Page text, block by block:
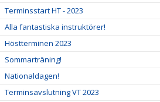
Terminsstart HT - 2023
Alla fantastiska instruktörer!
Höstterminen 2023
Sommarträning!
Nationaldagen!
Terminsavslutning VT 2023